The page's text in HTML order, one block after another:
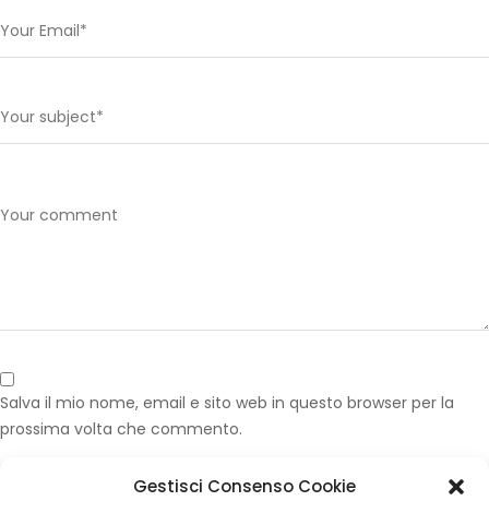
Gestisci Consenso Cookie
Salva il mio nome, email e sito web in questo browser per la
prossima volta che commento.